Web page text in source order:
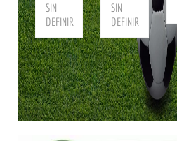
SIN
DEFINIR
SIN
DEFINIR